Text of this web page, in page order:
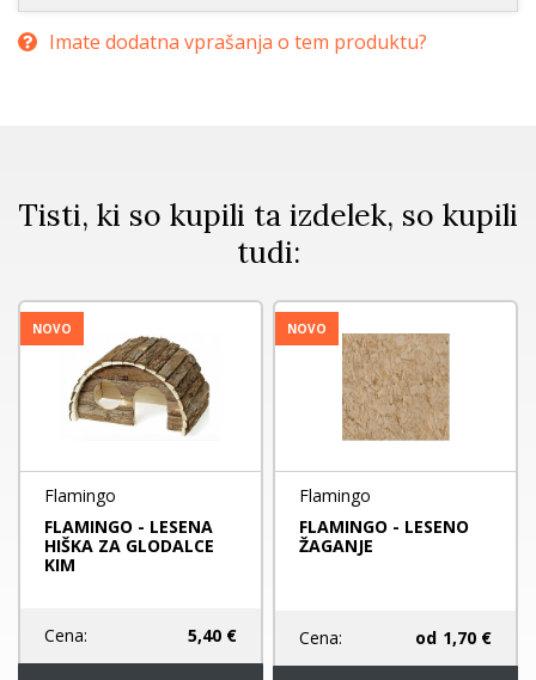
Imate dodatna vprašanja o tem produktu?
Tisti, ki so kupili ta izdelek, so kupili
tudi:
NOVO
Flamingo
FLAMINGO - LESENA
HIŠKA ZA GLODALCE
KIM
Cena: 5,40 €
NOVO
Flamingo
FLAMINGO - LESENO
ŽAGANJE
Cena: od 1,70 €